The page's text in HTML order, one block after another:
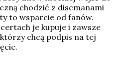
chodzić z discmanami
to wsparcie od fanów.
je kupuje i zawsze
chcą podpis na tej